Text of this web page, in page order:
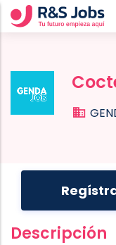
Descripción